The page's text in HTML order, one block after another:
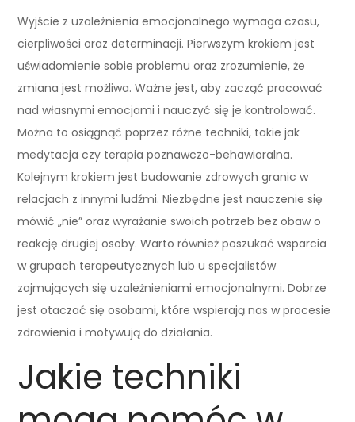
Wyjście z uzależnienia emocjonalnego wymaga czasu,
cierpliwości oraz determinacji. Pierwszym krokiem jest
uświadomienie sobie problemu oraz zrozumienie, że
zmiana jest możliwa. Ważne jest, aby zacząć pracować
nad własnymi emocjami i nauczyć się je kontrolować.
Można to osiągnąć poprzez różne techniki, takie jak
medytacja czy terapia poznawczo-behawioralna.
Kolejnym krokiem jest budowanie zdrowych granic w
relacjach z innymi ludźmi. Niezbędne jest nauczenie się
mówić „nie” oraz wyrażanie swoich potrzeb bez obaw o
reakcję drugiej osoby. Warto również poszukać wsparcia
w grupach terapeutycznych lub u specjalistów
zajmujących się uzależnieniami emocjonalnymi. Dobrze
jest otaczać się osobami, które wspierają nas w procesie
zdrowienia i motywują do działania.
Jakie techniki